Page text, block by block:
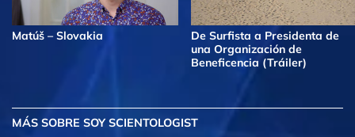
Matúš – Slovakia
De Surfista a Presidenta de
una Organización de
Beneficencia (Tráiler)
MÁS SOBRE SOY SCIENTOLOGIST